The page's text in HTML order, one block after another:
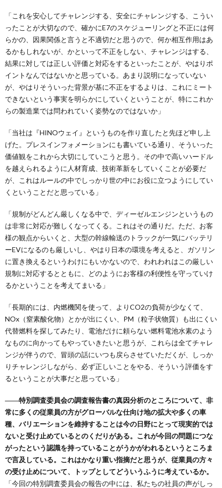
「これを安心してチャレンジする、安全にチャレンジする、こうい
ったことが大切なので、確かにE7のスケジューリングと不正には何
らかの、因果関係と言うと不適切だと思うので、何か相互作用はあ
るかもしれないが、かといって不正をしない、チャレンジはする、
結果に対しては正しい評価と対応をするといったことが、やはりポ
イントなんではないかと思っている。あまり説明になっていない
が、やはりそういった背景が基に不正をするよりは、これにミート
できないという事実を明らかにしていくということが、特にこれか
らの製造業では問われていく姿勢なのではないか」
「当社は『HINOウェイ』というものを作り直したと先ほど申し上
げた。プレスインフォメーションにも書いている通り、そういった
価値観をこれから大切にしていこうと思う。その中で高いハードル
を越えられるように人材育成、技術革新をしていくことが必要だ
が、これはルールの中でしっかり世の中にお役に立つようにしてい
くということだと思っている」
「規制がどんどん厳しくなる中で、ディーゼルエンジンというもの
は非常に対応が難しくなってくる。これはその通りだ。ただ、お客
様の観点からいくと、大型の幹線輸送のトラックが一気にバッテリ
ーEVになるのも厳しいし、やはり日本の環境を考えると、ガソリン
に置き換えるというわけにもいかないので、われわれはこの厳しい
規制に対応するとともに、どのようにお客様の利便性を守っていけ
るかということを考えてまいる」
「長期的には、内燃機関を使って、よりCO2の負荷が少なくて、
NOx（窒素酸化物）とかが出にくい、PM（粒子状物質）も出にくい
代替燃料を探してみたり、電池だけに頼らない燃料電池水素のよう
なものに向かってもやっていきたいと思うが、これらは全てチャレ
ンジが伴うので、冒頭の話にいつも戻らさせていただくが、しっか
りチャレンジしながら、必ず正しいことをやる、そういう評価をす
るということが大事だと思っている」
――特別調査委員会の調査報告書の真因分析のところについて、非
常に多くの従業員の方がグローバルな仕向け地の拡大や多くの車
種、バリエーションを維持することは今の日野にとって現実的では
ないと受け止めているとのくだりがある。これが今回の問題につな
がったという認識を持っていることがうかがわれるというところま
で言及している。これはかなり重い指摘だと思うが、従業員の方々
の受け止めについて、トップとしてどういうふうに考えているか。
「今回の特別調査委員会の報告の中には、私たちの社員の声がしっ